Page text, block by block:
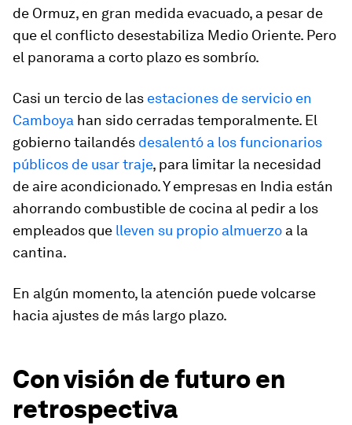
de Ormuz, en gran medida evacuado, a pesar de
que el conflicto desestabiliza Medio Oriente. Pero
el panorama a corto plazo es sombrío.
Casi un tercio de las estaciones de servicio en
Camboya han sido cerradas temporalmente. El
gobierno tailandés desalentó a los funcionarios
públicos de usar traje, para limitar la necesidad
de aire acondicionado. Y empresas en India están
ahorrando combustible de cocina al pedir a los
empleados que lleven su propio almuerzo a la
cantina.
En algún momento, la atención puede volcarse
hacia ajustes de más largo plazo.
Con visión de futuro en
retrospectiva